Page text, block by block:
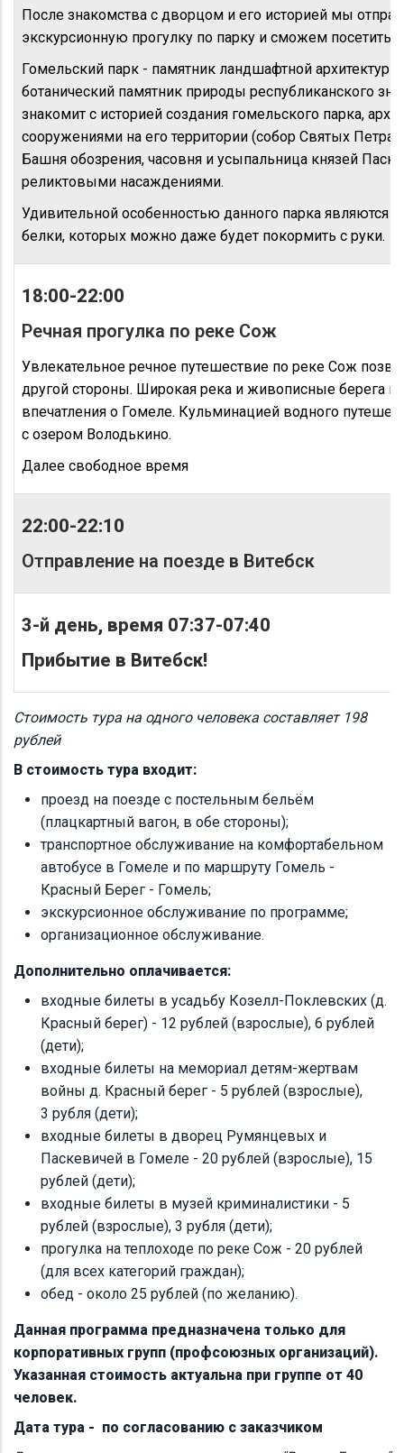
После знакомства с дворцом и его историей мы
экскурсионную прогулку по парку и сможем посетить
Гомельский парк - памятник ландшафтной архитектуры
ботанический памятник природы республиканского
знакомит с историей создания гомельского парка,
сооружениями на его территории (собор Святых Петра
Башня обозрения, часовня и усыпальница князей
реликтовыми насаждениями.
Удивительной особенностью данного парка являются
белки, которых можно даже будет покормить с руки.
18:00-22:00
Речная прогулка по реке Сож
Увлекательное речное путешествие по реке Сож
другой стороны. Широкая река и живописные берега
впечатления о Гомеле. Кульминацией водного
с озером Володькино.
Далее свободное время
22:00-22:10
Отправление на поезде в Витебск
3-й день, время 07:37-07:40
Прибытие в Витебск!
Стоимость тура на одного человека составляет 198
рублей
В стоимость тура входит:
проезд на поезде с постельным бельём
(плацкартный вагон, в обе стороны);
транспортное обслуживание на комфортабельном
автобусе в Гомеле и по маршруту Гомель -
Красный Берег - Гомель;
экскурсионное обслуживание по программе;
организационное обслуживание.
Дополнительно оплачивается:
входные билеты в усадьбу Козелл-Поклевских (д.
Красный берег) - 12 рублей (взрослые), 6 рублей
(дети);
входные билеты на мемориал детям-жертвам
войны д. Красный берег - 5 рублей (взрослые),
3 рубля (дети);
входные билеты в дворец Румянцевых и
Паскевичей в Гомеле - 20 рублей (взрослые), 15
рублей (дети);
входные билеты в музей криминалистики - 5
рублей (взрослые), 3 рубля (дети);
прогулка на теплоходе по реке Сож - 20 рублей
(для всех категорий граждан);
обед - около 25 рублей (по желанию).
Данная программа предназначена только для
корпоративных групп (профсоюзных организаций).
Указанная стоимость актуальна при группе от 40
человек.
Дата тура - по согласованию с заказчиком